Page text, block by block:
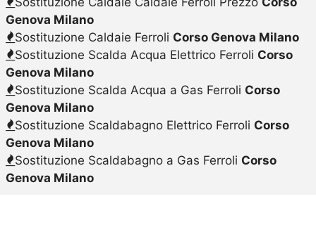
Genova Milano
Sostituzione Caldaie Ferroli Corso Genova Milano
Sostituzione Scalda Acqua Elettrico Ferroli Corso
Genova Milano
Sostituzione Scalda Acqua a Gas Ferroli Corso
Genova Milano
Sostituzione Scaldabagno Elettrico Ferroli Corso
Genova Milano
Sostituzione Scaldabagno a Gas Ferroli Corso
Genova Milano